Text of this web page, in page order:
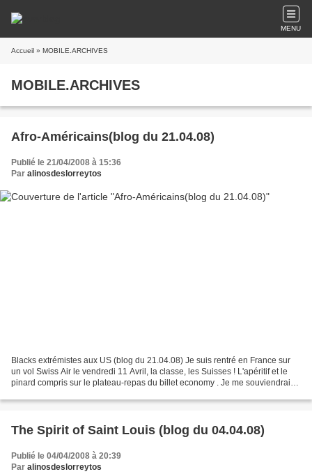
MENU
Accueil » MOBILE.ARCHIVES
MOBILE.ARCHIVES
Afro-Américains(blog du 21.04.08)
Publié le 21/04/2008 à 15:36
Par alinosdeslorreytos
Blacks extrémistes aux US (blog du 21.04.08) Je suis rentré en France sur
un vol Swiss Air le vendredi 11 Avril, la classe, les Suisses ! L'apéritif et le
pinard compris sur le plateau-repas du billet economy . Je me souviendrais
The Spirit of Saint Louis (blog du 04.04.08)
Publié le 04/04/2008 à 20:39
Par alinosdeslorreytos